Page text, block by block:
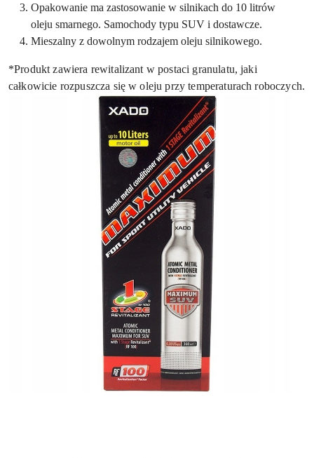
Opakowanie ma zastosowanie w silnikach do 10 litrów
oleju smarnego. Samochody typu SUV i dostawcze.
Mieszalny z dowolnym rodzajem oleju silnikowego.
*Produkt zawiera rewitalizant w postaci granulatu, jaki
całkowicie rozpuszcza się w oleju przy temperaturach roboczych.